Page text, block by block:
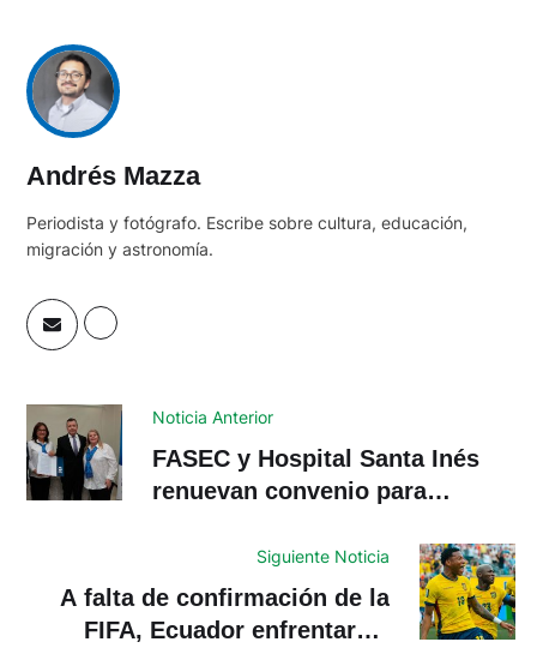
Andrés Mazza
Periodista y fotógrafo. Escribe sobre cultura, educación,
migración y astronomía.
Noticia Anterior
FASEC y Hospital Santa Inés
renuevan convenio para
Siguiente Noticia
A falta de confirmación de la
FIFA, Ecuador enfrentará a